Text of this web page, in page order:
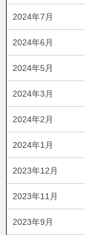
2024年7月
2024年6月
2024年5月
2024年3月
2024年2月
2024年1月
2023年12月
2023年11月
2023年9月